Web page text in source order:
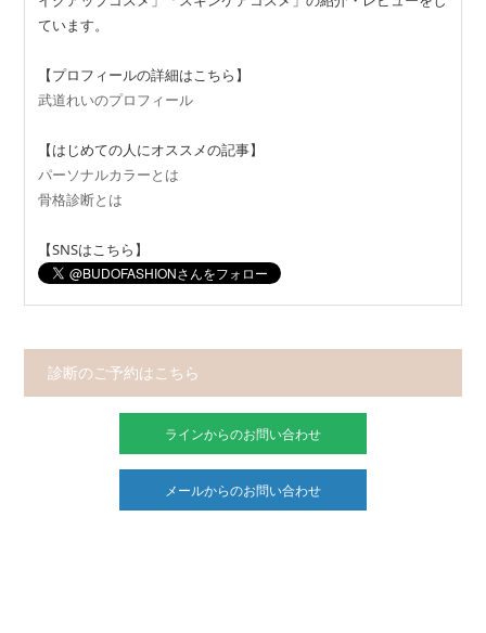
ています。
【プロフィールの詳細はこちら】
武道れいのプロフィール
【はじめての人にオススメの記事】
パーソナルカラーとは
骨格診断とは
【SNSはこちら】
診断のご予約はこちら
ラインからのお問い合わせ
メールからのお問い合わせ